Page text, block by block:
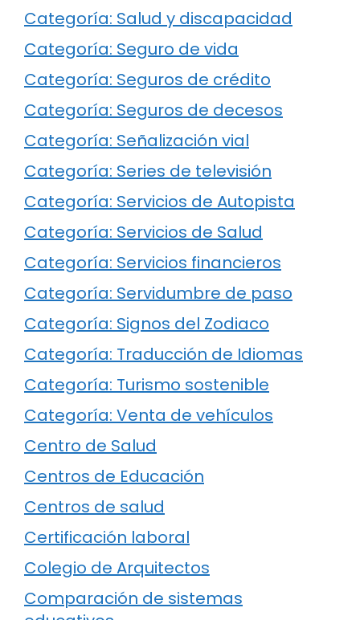
Categoría: Salud y discapacidad
Categoría: Seguro de vida
Categoría: Seguros de crédito
Categoría: Seguros de decesos
Categoría: Señalización vial
Categoría: Series de televisión
Categoría: Servicios de Autopista
Categoría: Servicios de Salud
Categoría: Servicios financieros
Categoría: Servidumbre de paso
Categoría: Signos del Zodiaco
Categoría: Traducción de Idiomas
Categoría: Turismo sostenible
Categoría: Venta de vehículos
Centro de Salud
Centros de Educación
Centros de salud
Certificación laboral
Colegio de Arquitectos
Comparación de sistemas